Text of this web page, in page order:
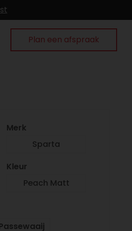
Plan een afspraak
Merk
Sparta
Kleur
Peach Matt